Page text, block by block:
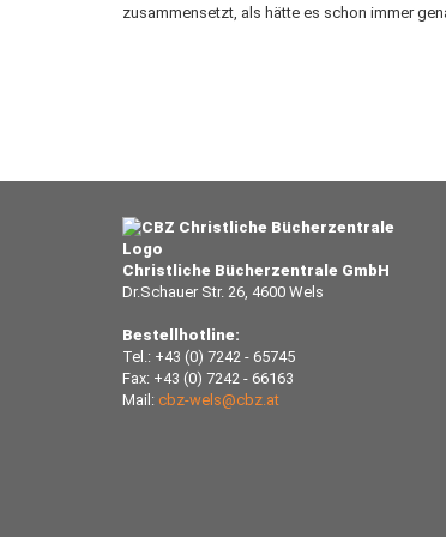
zusammensetzt, als hätte es schon immer
Christliche Bücherzentrale GmbH
Dr.Schauer Str. 26, 4600 Wels
Bestellhotline:
Tel.: +43 (0) 7242 - 65745
Fax: +43 (0) 7242 - 66163
Mail: cbz-wels@cbz.at